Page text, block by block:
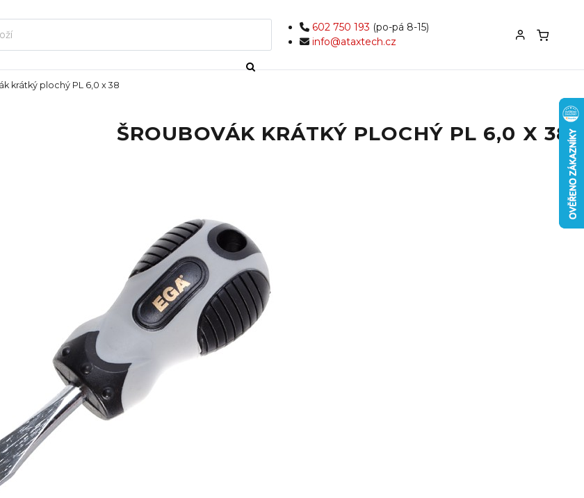
602 750 193 (po-pá 8-15)
info@ataxtech.cz
krátký plochý PL 6,0 x 38
ŠROUBOVÁK KRÁTKÝ PLOCHÝ PL 6,0 X 38